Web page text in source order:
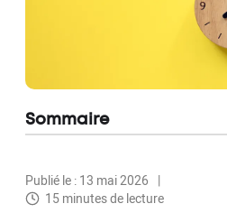
Publié le : 13 mai 2026
15 minutes de lecture
Sommaire